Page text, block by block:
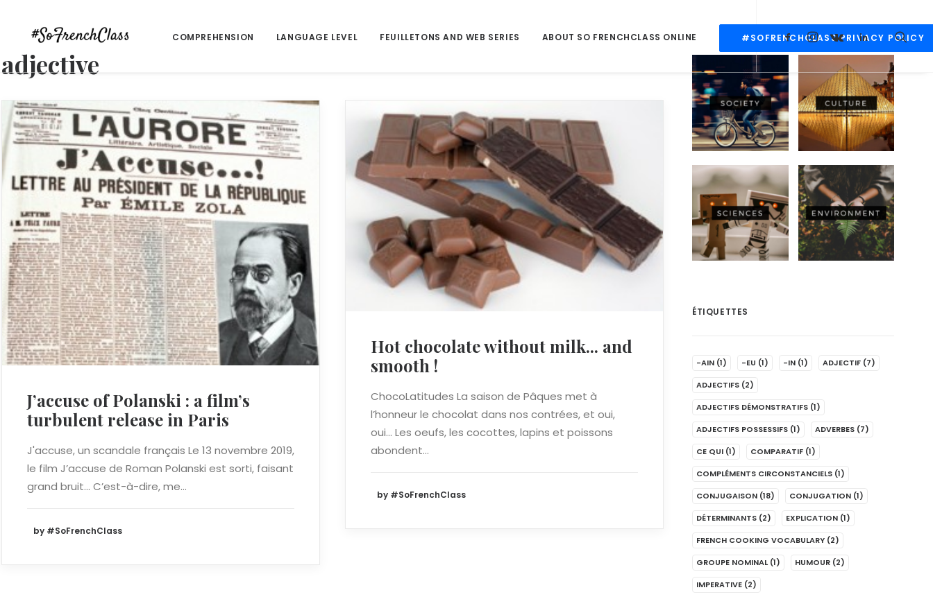
COMPREHENSION LANGUAGE LEVEL FEUILLETONS AND WEB SERIES ABOUT SO FRENCHCLASS ONLINE #SOFRENCHCLASS PRIVACY POLICY
adjective
J’accuse of Polanski : a film’s
turbulent release in Paris
J'accuse, un scandale français Le 13 novembre 2019,
le film J’accuse de Roman Polanski est sorti, faisant
grand bruit… C’est-à-dire, me…
by #SoFrenchClass
Hot chocolate without milk... and
smooth !
ChocoLatitudes La saison de Pâques met à
l’honneur le chocolat dans nos contrées, et oui,
oui… Les oeufs, les cocottes, lapins et poissons
abondent…
by #SoFrenchClass
ÉTIQUETTES
-AIN (1) -EU (1) -IN (1) ADJECTIF (7)
ADJECTIFS (2)
ADJECTIFS DÉMONSTRATIFS (1)
ADJECTIFS POSSESSIFS (1) ADVERBES (7)
CE QUI (1) COMPARATIF (1)
COMPLÉMENTS CIRCONSTANCIELS (1)
CONJUGAISON (18) CONJUGATION (1)
DÉTERMINANTS (2) EXPLICATION (1)
FRENCH COOKING VOCABULARY (2)
GROUPE NOMINAL (1) HUMOUR (2)
IMPERATIVE (2)